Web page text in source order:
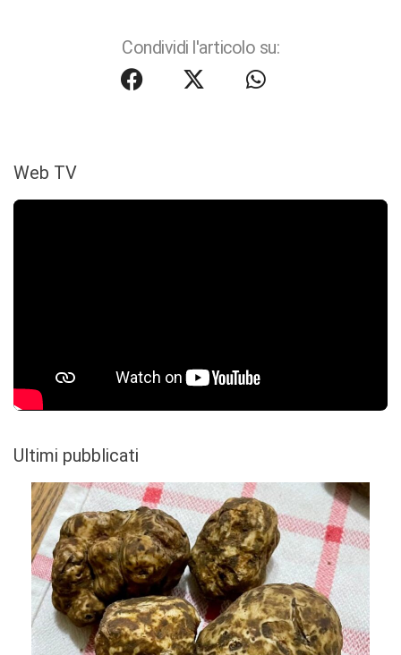
Condividi l'articolo su:
Web TV
Ultimi pubblicati